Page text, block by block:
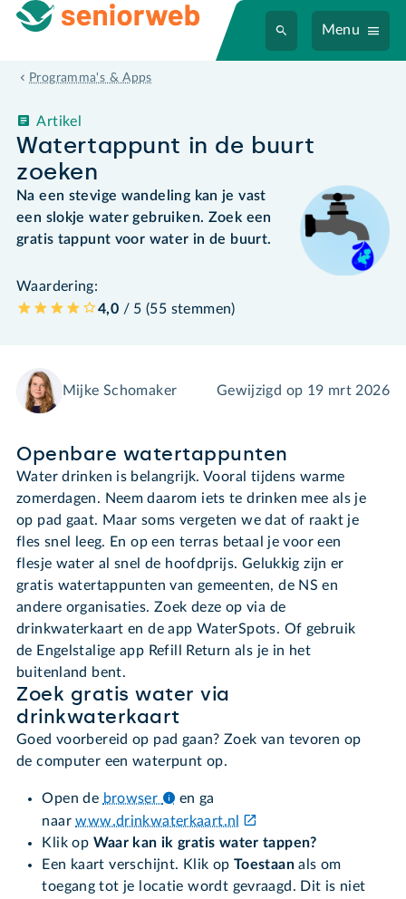
Menu
Programma's & Apps
Watertappunt in de buurt
zoeken
Artikel
Na een stevige wandeling kan je vast
een slokje water gebruiken. Zoek een
gratis tappunt voor water in de buurt.
Waardering:
4,0 / 5 (55 stemmen)
Mijke Schomaker Gewijzigd op 19 mrt 2026
Openbare watertappunten
Water drinken is belangrijk. Vooral tijdens warme
zomerdagen. Neem daarom iets te drinken mee als je
op pad gaat. Maar soms vergeten we dat of raakt je
fles snel leeg. En op een terras betaal je voor een
flesje water al snel de hoofdprijs. Gelukkig zijn er
gratis watertappunten van gemeenten, de NS en
andere organisaties. Zoek deze op via de
drinkwaterkaart en de app WaterSpots. Of gebruik
de Engelstalige app Refill Return als je in het
buitenland bent.
Zoek gratis water via
drinkwaterkaart
Goed voorbereid op pad gaan? Zoek van tevoren op
de computer een waterpunt op.
Open de browser
en ga
naarwww.drinkwaterkaart.nl
Klik op Waar kan ik gratis water tappen?
Een kaart verschijnt. Klik op Toestaanals om
toegang tot je locatie wordt gevraagd. Dit is niet